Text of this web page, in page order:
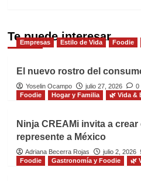
Te puede interesar
Empresas Estilo de Vida Foodie
El nuevo rostro del
Yoselin Ocampo julio 27, 2026
0
Foodie
Hogar y Familia 🌿 Vida &
Ninja CREAMi invita a
represente a México
Adriana Becerra Rojas julio 2, 2026
Foodie
Gastronomía y Foodie 🌿